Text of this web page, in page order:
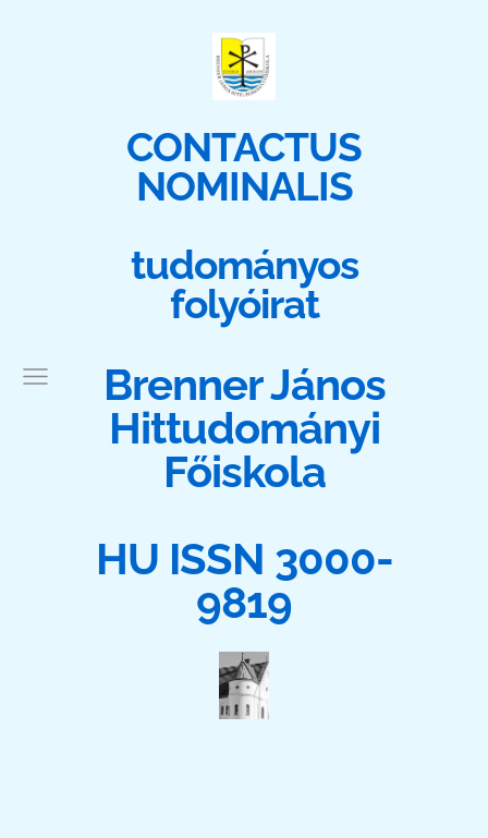
CONTACTUS
NOMINALIS
tudományos
folyóirat
Brenner János
Hittudományi
Főiskola
HU ISSN 3000-
9819